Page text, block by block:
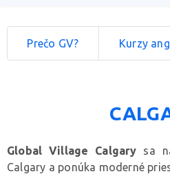
Prečo GV? Kurzy
Global Village Calgary sa
Calgary a ponúka moderné